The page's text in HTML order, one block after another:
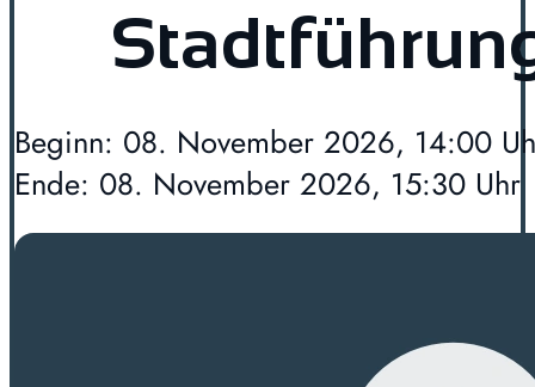
Beginn: 08. November 2026, 14:00
Ende: 08. November 2026, 15:30 Uhr